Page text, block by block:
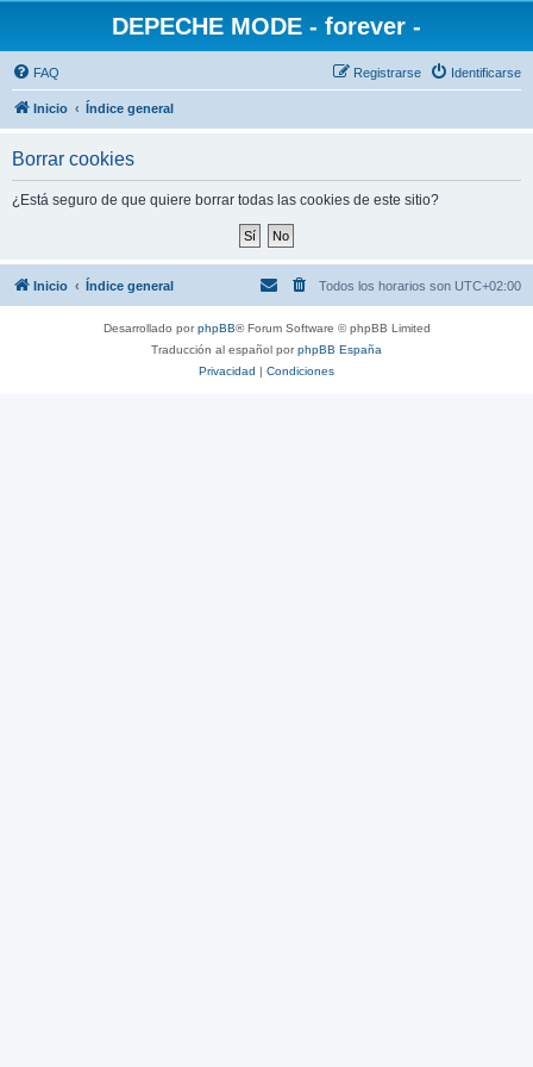
DEPECHE MODE - forever -
FAQ Identificarse
Registrarse
Inicio Índice general
Borrar cookies
¿Está seguro de que quiere borrar todas las cookies de este sitio?
Inicio Índice general Todos los horarios son UTC+02:00
Desarrollado porphpBB® Forum Software © phpBB Limited
Traducción al español porphpBB España
Privacidad | Condiciones